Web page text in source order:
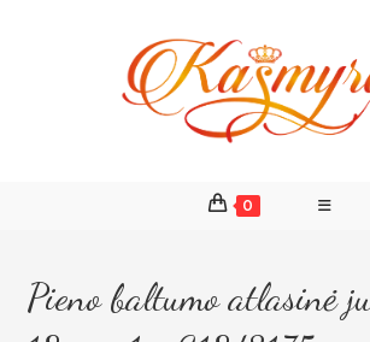
0
Pieno baltumo atlasinė